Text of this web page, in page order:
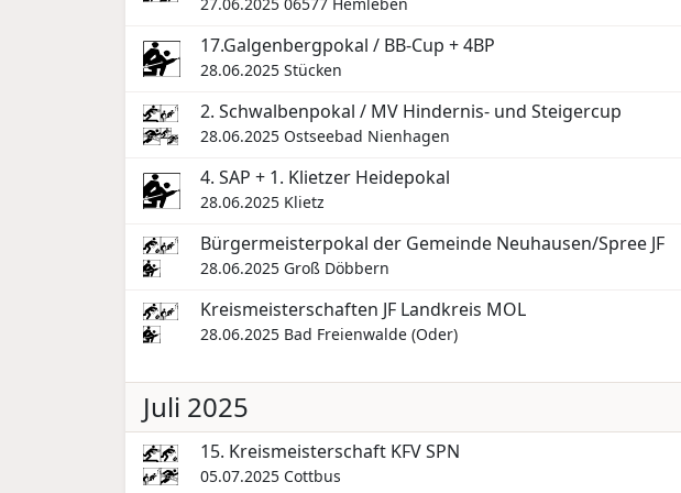
17.Galgenbergpokal / BB-Cup + 4BP
28.06.2025 Stücken
2. Schwalbenpokal / MV Hindernis- und Steigercup
28.06.2025 Ostseebad Nienhagen
4. SAP + 1. Klietzer Heidepokal
28.06.2025 Klietz
Bürgermeisterpokal der Gemeinde Neuhausen/Spree JF
28.06.2025 Groß Döbbern
Kreismeisterschaften JF Landkreis MOL
28.06.2025 Bad Freienwalde (Oder)
Juli 2025
15. Kreismeisterschaft KFV SPN
05.07.2025 Cottbus